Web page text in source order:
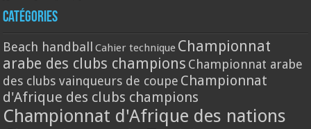
Catégories
Beach handball Cahier technique Championnat
arabe des clubs champions Championnat arabe
des clubs vainqueurs de coupe Championnat
d'Afrique des clubs champions
Championnat d'Afrique des nations